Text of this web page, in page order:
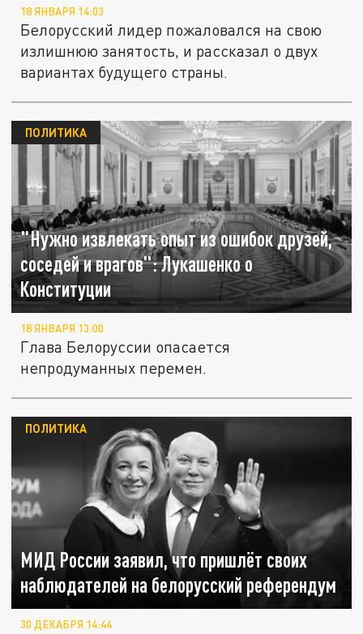
18 ЯНВАРЯ 14:03
Белорусский лидер пожаловался на свою
излишнюю занятость, и рассказал о двух
вариантах будущего страны.
"Нужно извлекать опыт из ошибок друзей,
соседей и врагов": Лукашенко о
Конституции
ПОЛИТИКА
18 ЯНВАРЯ 13:00
Глава Белоруссии опасается
непродуманных перемен.
МИД России заявил, что пришлёт своих
наблюдателей на белорусский референдум
ПОЛИТИКА
30 ДЕКАБРЯ 14:44